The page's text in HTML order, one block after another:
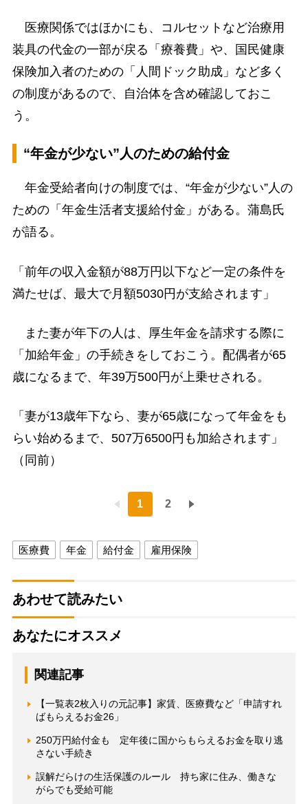
医療関係ではほかにも、コルセットなど治療用
装具の代金の一部が戻る「療養費」や、国民健康
保険加入者のための「人間ドック助成」など多く
の制度があるので、自治体を含め確認しておこ
う。
“年金が少ない”人のための給付金
年金受給者向けの制度では、“年金が少ない”人の
ための「年金生活者支援給付金」がある。蒲島氏
が語る。
「前年の収入金額が88万円以下など一定の条件を
満たせば、最大で月額5030円が支給されます」
また妻が年下の人は、厚生年金を請求する際に
「加給年金」の手続きをしておこう。配偶者が65
歳になるまで、年39万500円が上乗せされる。
「妻が13歳年下なら、妻が65歳になって年金をも
らい始めるまで、507万6500円も加給されます」
（同前）
1 2
医療費 年金 給付金 雇用保険
あわせて読みたい
あなたにオススメ
関連記事
【一覧表2枚入りの元記事】家賃、医療費など「申請すれ
ばもらえるお金26」
250万円給付金も 定年後に国からもらえるお金を取り逃
さない手続き
誤解だらけの生活保護のルール 持ち家に住み、働きな
がらでも受給可能